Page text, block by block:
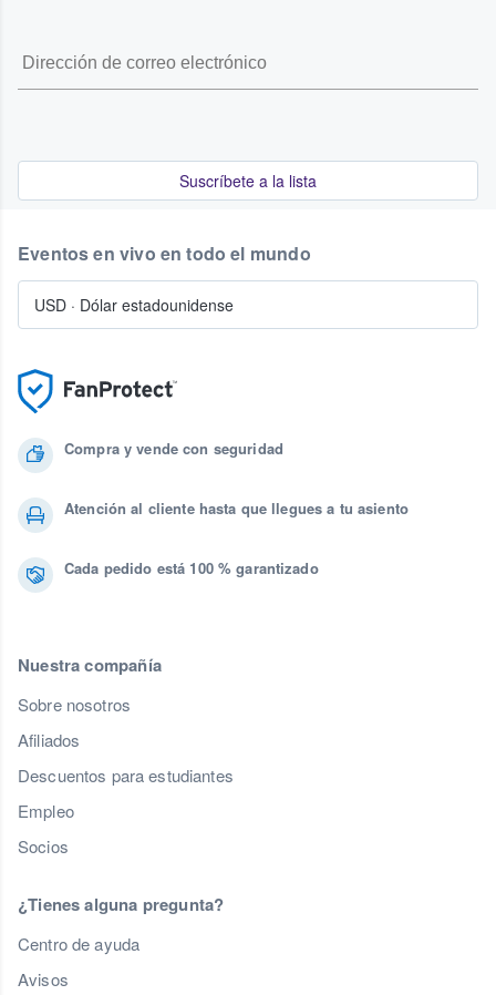
Suscríbete a la lista
Compra y vende con seguridad
Atención al cliente hasta que llegues a tu asiento
Cada pedido está 100 % garantizado
Nuestra compañía
Sobre nosotros
Afiliados
Descuentos para estudiantes
Empleo
Socios
¿Tienes alguna pregunta?
Centro de ayuda
Avisos
Eventos en vivo en todo el mundo
USD · Dólar estadounidense